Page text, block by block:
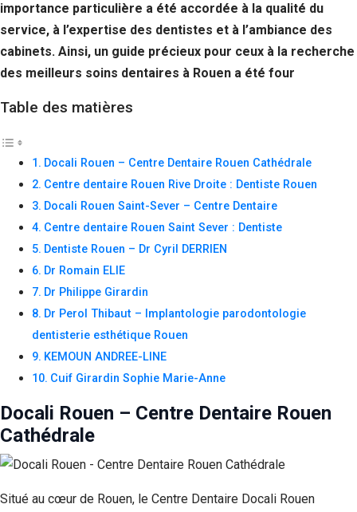
importance particulière a été accordée à la qualité du
service, à l’expertise des dentistes et à l’ambiance des
cabinets. Ainsi, un guide précieux pour ceux à la recherche
des meilleurs soins dentaires à Rouen a été four
Table des matières
Docali Rouen – Centre Dentaire Rouen Cathédrale
Centre dentaire Rouen Rive Droite : Dentiste Rouen
Docali Rouen Saint-Sever – Centre Dentaire
Centre dentaire Rouen Saint Sever : Dentiste
Dentiste Rouen – Dr Cyril DERRIEN
Dr Romain ELIE
Dr Philippe Girardin
Dr Perol Thibaut – Implantologie parodontologie
dentisterie esthétique Rouen
KEMOUN ANDREE-LINE
Cuif Girardin Sophie Marie-Anne
Docali Rouen – Centre Dentaire Rouen
Cathédrale
Situé au cœur de Rouen, le Centre Dentaire Docali Rouen
Si vous
refusez ces
cookies,
certaines
fonctionnalités
du site Web.
Marketing
votre intérêt et
votre
comportement
lorsque vous
visitez notre
site, vous
chances de
voir du
offres
personnalisés.